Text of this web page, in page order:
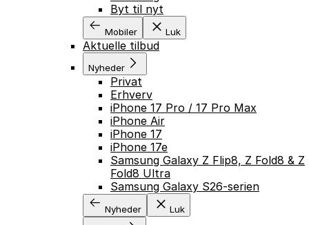
Byt til nyt
Mobiler Luk
Aktuelle tilbud
Nyheder
Privat
Erhverv
iPhone 17 Pro / 17 Pro Max
iPhone Air
iPhone 17
iPhone 17e
Samsung Galaxy Z Flip8, Z Fold8 & Z
Fold8 Ultra
Samsung Galaxy S26-serien
Nyheder Luk